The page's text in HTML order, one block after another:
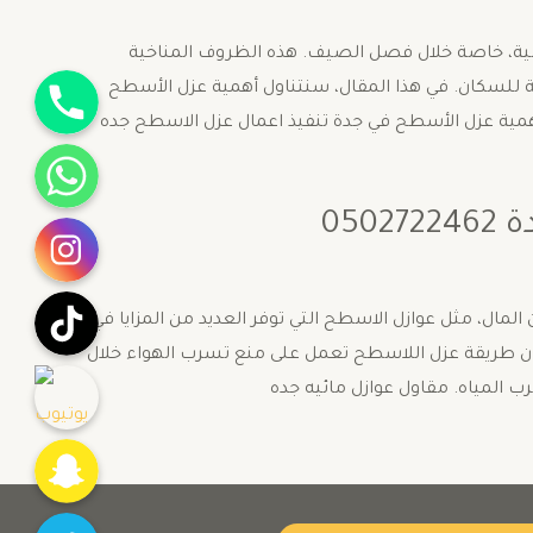
خاصة خلال فصل الصيف. هذه الظروف المناخية
للسكان. في هذا المقال، سنتناول أهمية عزل الأسطح
عزل الأسطح في جدة تنفيذ اعمال عزل الاسطح جده
مثل عوازل الاسطح التي توفر العديد من المزايا في
طريقة عزل اللاسطح تعمل على منع تسرب الهواء خلال
المياه. مقاول عوازل مائيه جده
جوال
واتساب
انستقرام
تيك توك
يوتيوب
Snapchat
Twitter